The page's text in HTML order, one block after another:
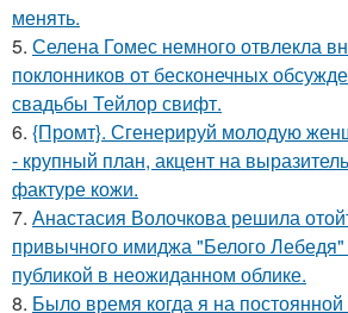
менять.
5. Селена Гомес немного отвлекла
поклонников от бесконечных
свадьбы Тейлор свифт.
6. {Промт}. Сгенерируй молодую
- крупный план, акцент на
фактуре кожи.
7. Анастасия Волочкова решила
привычного имиджа "Белого
публикой в неожиданном облике.
8. Было время когда я на